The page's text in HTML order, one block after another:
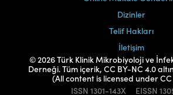
Dizinler
Telif Hakları
İletişim
© 2026 Türk Klinik Mikrobiyoloji ve
Derneği. Tüm içerik, CC BY-NC 4.0
(All content is licensed under
ISSN 1301-143X EISSN